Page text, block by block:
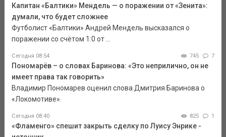
Капитан «Балтики» Мендель — о поражении от «Зенита»:
думали, что будет сложнее
Футболист «Балтики» Андрей Мендель высказался о
поражении со счётом 1:0 от ...
Сегодня 08:54 745 7
Пономарёв – о словах Баринова: «Это неприлично, он не
имеет права так говорить»
Владимир Пономарев оценил слова Дмитрия Баринова о
«Локомотиве».
Сегодня 08:40 825 1
«Фламенго» спешит закрыть сделку по Луису Энрике -